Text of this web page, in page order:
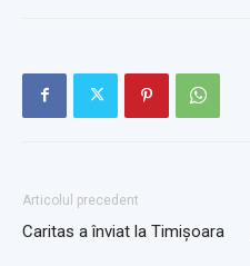
Articolul precedent
Caritas a înviat la Timişoara